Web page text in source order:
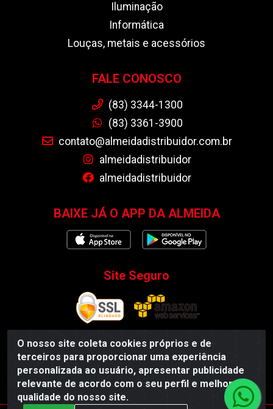
O nosso site coleta cookies próprios e de
terceiros para proporcionar uma experiência
personalizada ao usuário, apresentar publicidade
relevante de acordo com o seu perfil e melhorar a
qualidade do nosso site.
Iluminação
Informática
Louças, metais e acessórios
FALE CONOSCO
(83) 3344-1300
(83) 3361-3900
contato@almeidadistribuidor.com.br
almeidadistribuidor
almeidadistribuidor
BAIXE JÁ O APP DA ALMEIDA
Site Seguro
Almeida Distribuidor - Rodovia BR 104, S/N, Centro -
Esperança/PB - CEP 58135-000 - CNPJ 35.419.548/0001-55